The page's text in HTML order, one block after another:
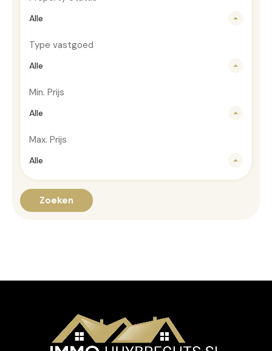
Alle
Type vastgoed
Alle
Min. Prijs
Alle
Max. Prijs
Alle
Zoeken